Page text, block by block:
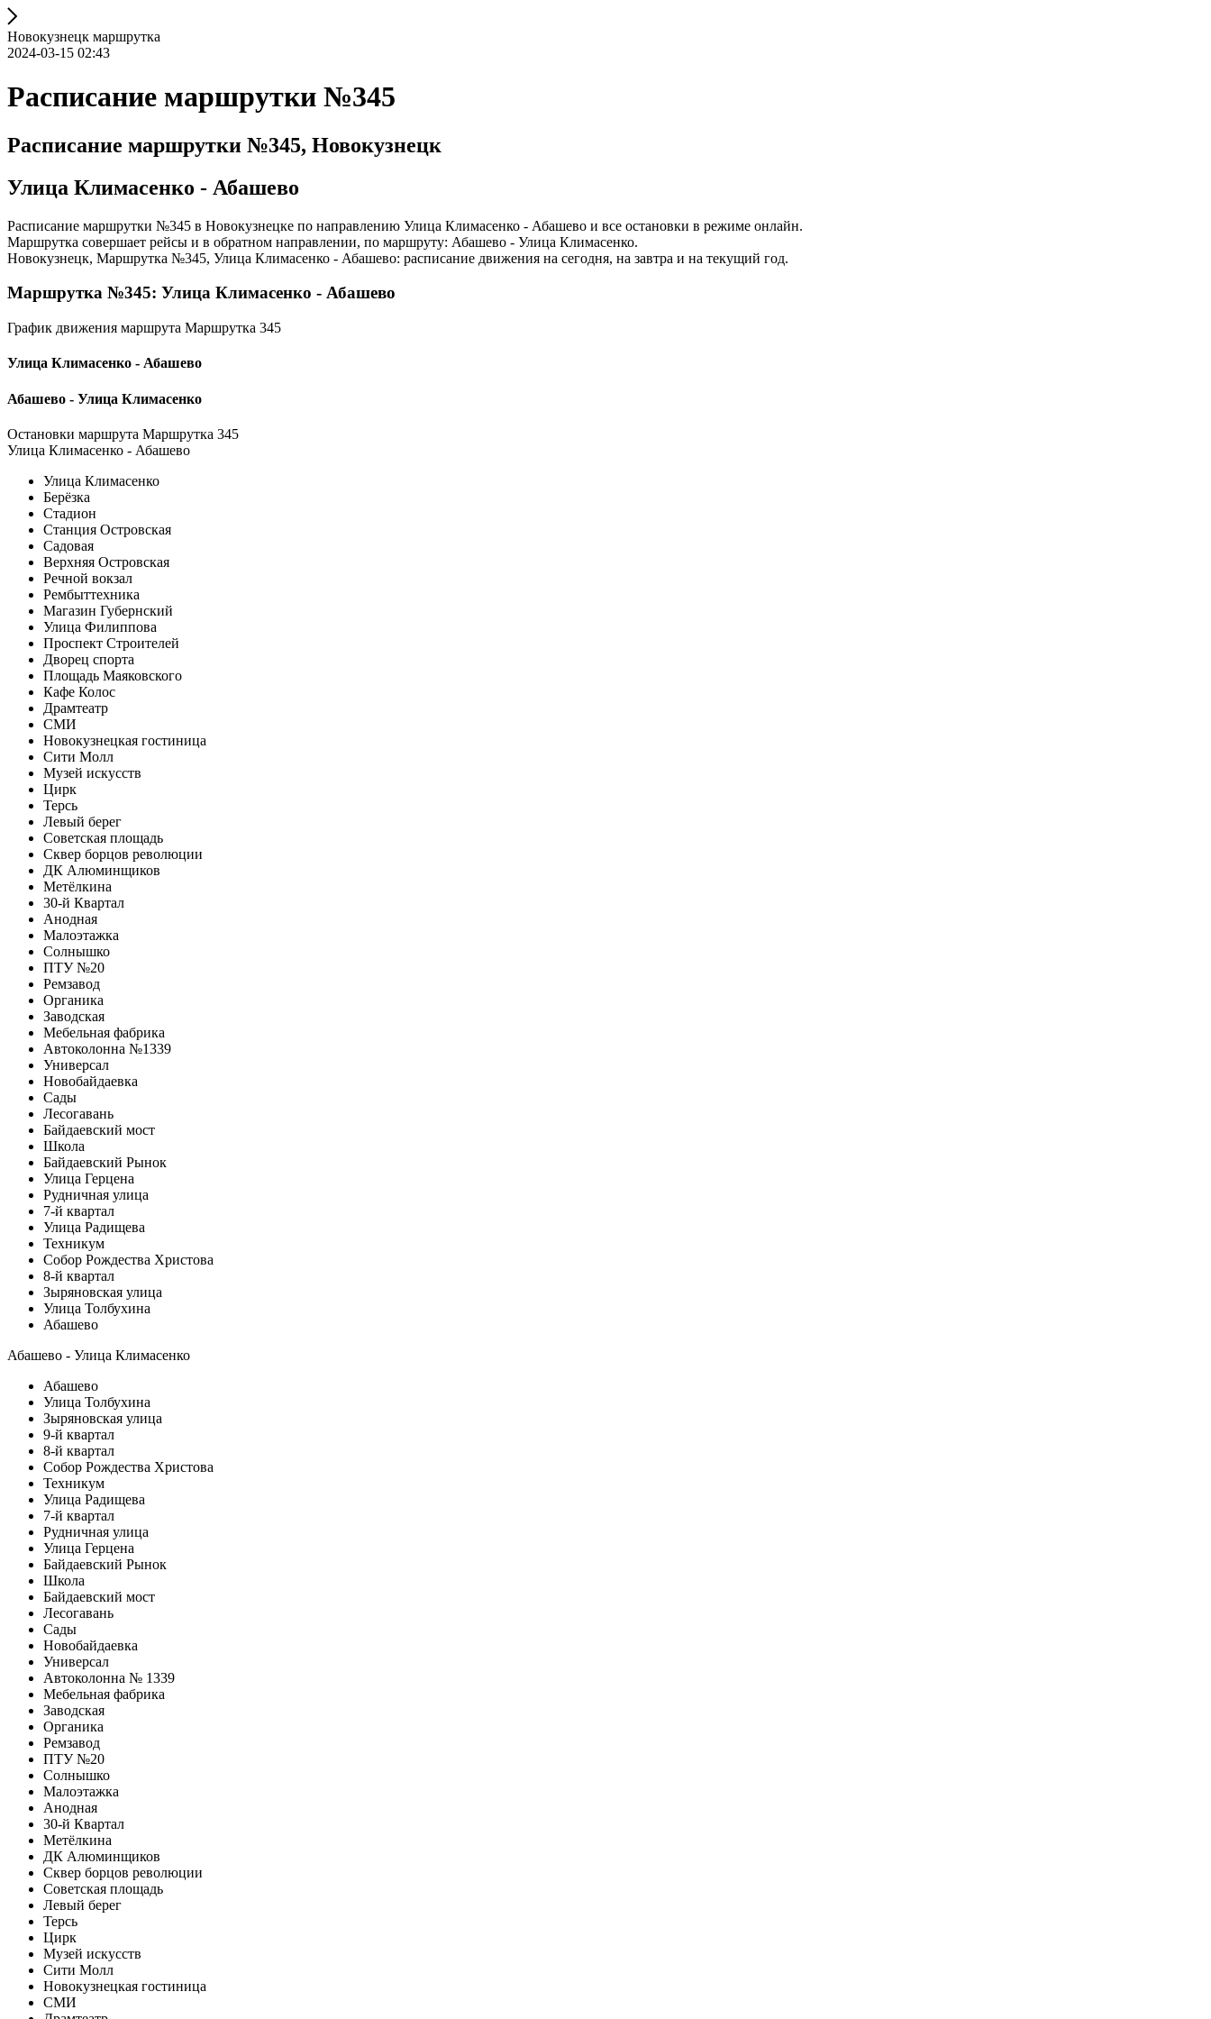
Новокузнецк маршрутка
2024-03-15 02:43
Расписание маршрутки №345
Расписание маршрутки №345, Новокузнецк
Улица Климасенко - Абашево
Расписание маршрутки №345 в Новокузнецке по направлению Улица Климасенко - Абашево и все остановки в режиме онлайн.
Маршрутка совершает рейсы и в обратном направлении, по маршруту: Абашево - Улица Климасенко.
Новокузнецк, Маршрутка №345, Улица Климасенко - Абашево: расписание движения на сегодня, на завтра и на текущий год.
Маршрутка №345: Улица Климасенко - Абашево
График движения маршрута Маршрутка 345
Улица Климасенко - Абашево
Абашево - Улица Климасенко
Остановки маршрута Маршрутка 345
Улица Климасенко - Абашево
Улица Климасенко
Берёзка
Стадион
Станция Островская
Садовая
Верхняя Островская
Речной вокзал
Рембыттехника
Магазин Губернский
Улица Филиппова
Проспект Строителей
Дворец спорта
Площадь Маяковского
Кафе Колос
Драмтеатр
СМИ
Новокузнецкая гостиница
Сити Молл
Музей искусств
Цирк
Терсь
Левый берег
Советская площадь
Сквер борцов революции
ДК Алюминщиков
Метёлкина
30-й Квартал
Анодная
Малоэтажка
Солнышко
ПТУ №20
Ремзавод
Органика
Заводская
Мебельная фабрика
Автоколонна №1339
Универсал
Новобайдаевка
Сады
Лесогавань
Байдаевский мост
Школа
Байдаевский Рынок
Улица Герцена
Рудничная улица
7-й квартал
Улица Радищева
Техникум
Собор Рождества Христова
8-й квартал
Зыряновская улица
Улица Толбухина
Абашево
Абашево - Улица Климасенко
Абашево
Улица Толбухина
Зыряновская улица
9-й квартал
8-й квартал
Собор Рождества Христова
Техникум
Улица Радищева
7-й квартал
Рудничная улица
Улица Герцена
Байдаевский Рынок
Школа
Байдаевский мост
Лесогавань
Сады
Новобайдаевка
Универсал
Автоколонна № 1339
Мебельная фабрика
Заводская
Органика
Ремзавод
ПТУ №20
Солнышко
Малоэтажка
Анодная
30-й Квартал
Метёлкина
ДК Алюминщиков
Сквер борцов революции
Советская площадь
Левый берег
Терсь
Цирк
Музей искусств
Сити Молл
Новокузнецкая гостиница
СМИ